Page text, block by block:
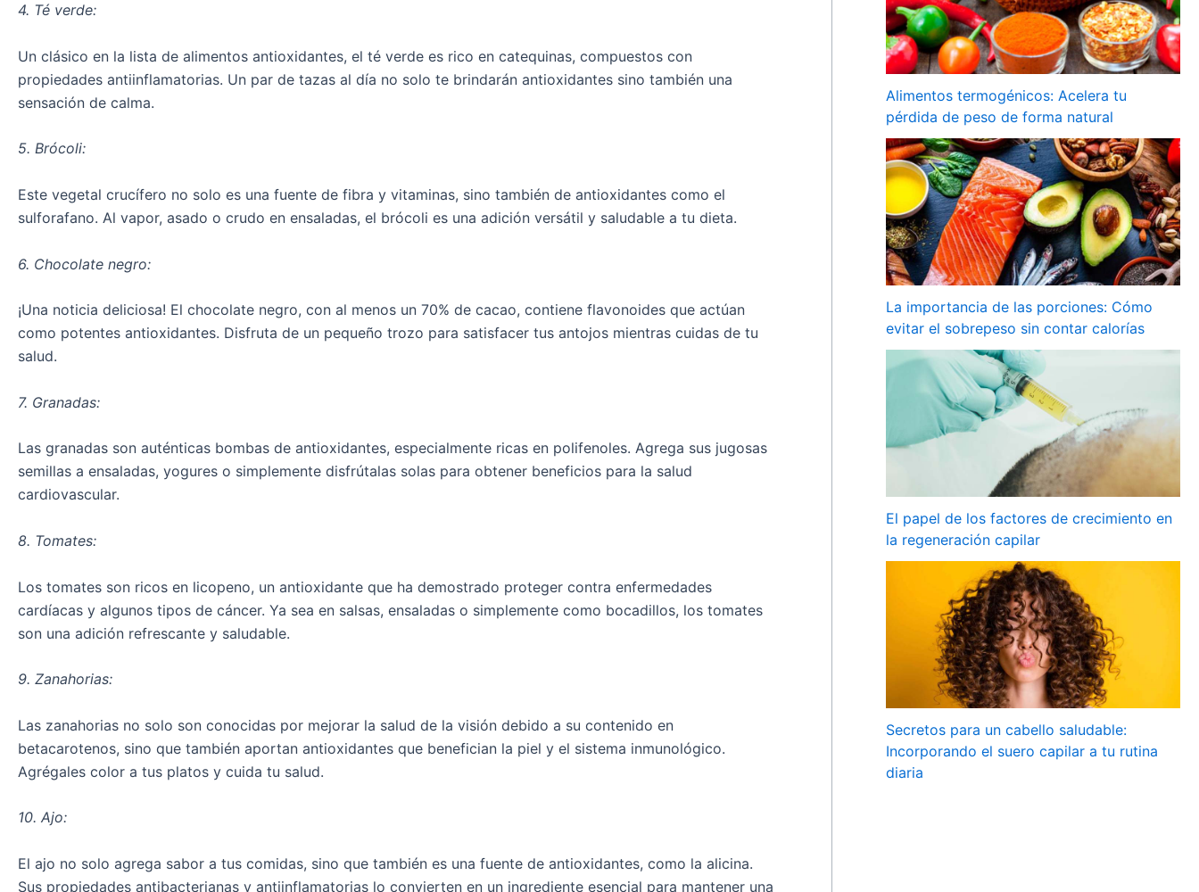
4. Té verde:
Un clásico en la lista de alimentos antioxidantes, el té verde es rico en catequinas, compuestos con
propiedades antiinflamatorias. Un par de tazas al día no solo te brindarán antioxidantes sino también una
sensación de calma.
5. Brócoli:
Este vegetal crucífero no solo es una fuente de fibra y vitaminas, sino también de antioxidantes como el
sulforafano. Al vapor, asado o crudo en ensaladas, el brócoli es una adición versátil y saludable a tu dieta.
6. Chocolate negro:
¡Una noticia deliciosa! El chocolate negro, con al menos un 70% de cacao, contiene flavonoides que actúan
como potentes antioxidantes. Disfruta de un pequeño trozo para satisfacer tus antojos mientras cuidas de tu
salud.
7. Granadas:
Las granadas son auténticas bombas de antioxidantes, especialmente ricas en polifenoles. Agrega sus jugosas
semillas a ensaladas, yogures o simplemente disfrútalas solas para obtener beneficios para la salud
cardiovascular.
8. Tomates:
Los tomates son ricos en licopeno, un antioxidante que ha demostrado proteger contra enfermedades
cardíacas y algunos tipos de cáncer. Ya sea en salsas, ensaladas o simplemente como bocadillos, los tomates
son una adición refrescante y saludable.
9. Zanahorias:
Las zanahorias no solo son conocidas por mejorar la salud de la visión debido a su contenido en
betacarotenos, sino que también aportan antioxidantes que benefician la piel y el sistema inmunológico.
Agrégales color a tus platos y cuida tu salud.
10. Ajo:
El ajo no solo agrega sabor a tus comidas, sino que también es una fuente de antioxidantes, como la alicina.
Sus propiedades antibacterianas y antiinflamatorias lo convierten en un ingrediente esencial para mantener una
Alimentos termogénicos: Acelera tu
pérdida de peso de forma natural
La importancia de las porciones: Cómo
evitar el sobrepeso sin contar calorías
El papel de los factores de crecimiento en
la regeneración capilar
Secretos para un cabello saludable:
Incorporando el suero capilar a tu rutina
diaria